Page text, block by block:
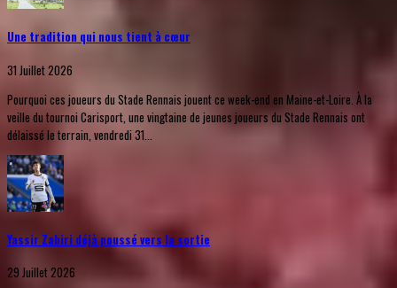
Une tradition qui nous tient à cœur
31 Juillet 2026
Pourquoi ces joueurs du Stade Rennais jouent ce week-end en Maine-et-Loire. À la
veille du tournoi Carisport, une vingtaine de jeunes joueurs du Stade Rennais ont
délaissé le terrain, vendredi 31...
Yassir Zabiri déjà poussé vers la sortie
29 Juillet 2026